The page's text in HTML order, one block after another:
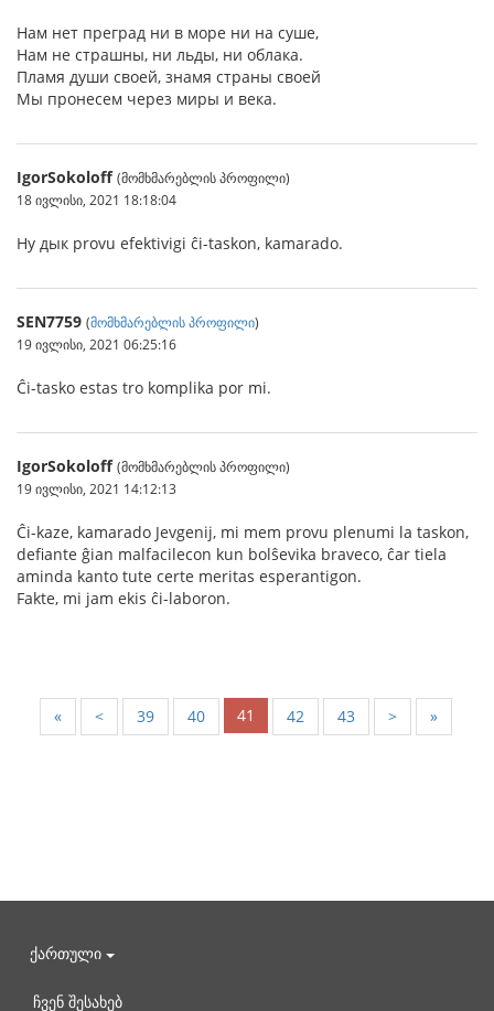
Нам нет преград ни в море ни на суше,
Нам не страшны, ни льды, ни облака.
Пламя души своей, знамя страны своей
Мы пронесем через миры и века.
IgorSokoloff (მომხმარებლის პროფილი)
18 ივლისი, 2021 18:18:04
Ну дык provu efektivigi ĉi-taskon, kamarado.
SEN7759 (მომხმარებლის პროფილი)
19 ივლისი, 2021 06:25:16
Ĉi-tasko estas tro komplika por mi.
IgorSokoloff (მომხმარებლის პროფილი)
19 ივლისი, 2021 14:12:13
Ĉi-kaze, kamarado Jevgenij, mi mem provu plenumi la taskon,
defiante ĝian malfacilecon kun bolŝevika braveco, ĉar tiela
aminda kanto tute certe meritas esperantigon.
Fakte, mi jam ekis ĉi-laboron.
« < 39 40 41 42 43 > »
ქართული
ჩვენ შესახებ